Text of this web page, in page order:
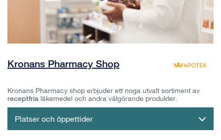
Kronans Pharmacy Shop
Kronans Pharmacy shop erbjuder ett noga utvalt sortiment av
receptfria läkemedel och andra välgörande produkter.
Platser och öppettider